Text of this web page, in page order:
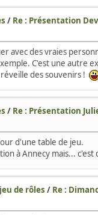
/ Re : Présentation
avec des vraies
C'est une autre
des souvenirs !
/ Re : Présentation
d'une table de jeu.
à Annecy mais...
de rôles / Re :